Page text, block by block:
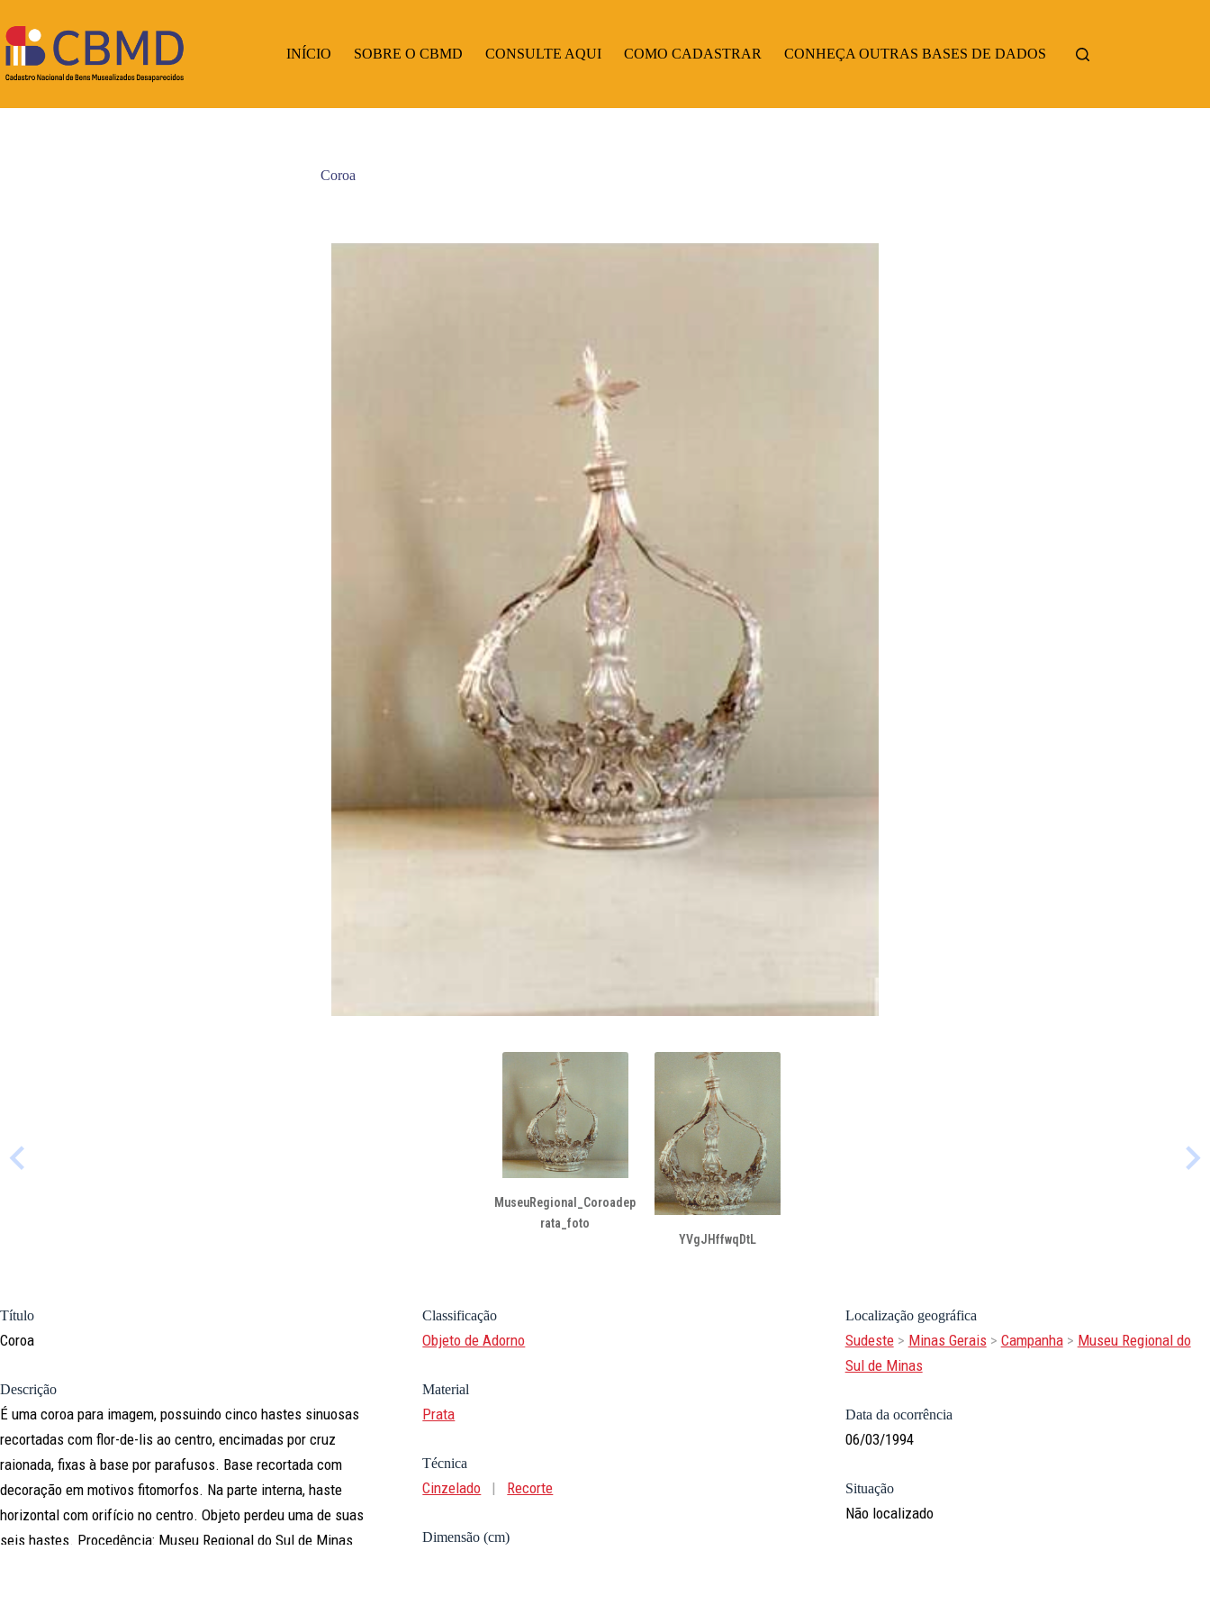
para
o
conteúdo
INÍCIO SOBRE O CBMD CONSULTE AQUI COMO CADASTRAR CONHEÇA OUTRAS BASES DE DADOS
Coroa
MuseuRegional_Coroadep
rata_foto
YVgJHffwqDtL
Título
Coroa
Descrição
É uma coroa para imagem, possuindo cinco hastes sinuosas
recortadas com flor-de-lis ao centro, encimadas por cruz
raionada, fixas à base por parafusos. Base recortada com
decoração em motivos fitomorfos. Na parte interna, haste
horizontal com orifício no centro. Objeto perdeu uma de suas
seis hastes. Procedência: Museu Regional do Sul de Minas
Classificação
Objeto de Adorno
Material
Prata
Técnica
Cinzelado | Recorte
Dimensão (cm)
Localização geográfica
Sudeste> Minas Gerais > Campanha> Museu Regional do
Sul de Minas
Data da ocorrência
06/03/1994
Situação
Não localizado